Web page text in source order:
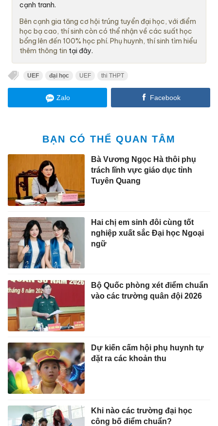
cạnh tranh.
Bên cạnh gia tăng cơ hội trúng tuyển đại học, với điểm
học bạ cao, thí sinh còn có thể nhận về các suất học
bổng lên đến 100% học phí. Phụ huynh, thí sinh tìm hiểu
thêm thông tin tại đây.
UEF đại học UEF thi THPT
Zalo Facebook
BẠN CÓ THỂ QUAN TÂM
Bà Vương Ngọc Hà thôi phụ
trách lĩnh vực giáo dục tỉnh
Tuyên Quang
Hai chị em sinh đôi cùng tốt
nghiệp xuất sắc Đại học Ngoại
ngữ
Bộ Quốc phòng xét điểm chuẩn
vào các trường quân đội 2026
Dự kiến cấm hội phụ huynh tự
đặt ra các khoản thu
Khi nào các trường đại học
công bố điểm chuẩn?